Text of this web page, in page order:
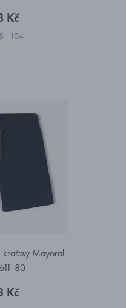
Kč
104
kraťasy Mayoral
80
Kč